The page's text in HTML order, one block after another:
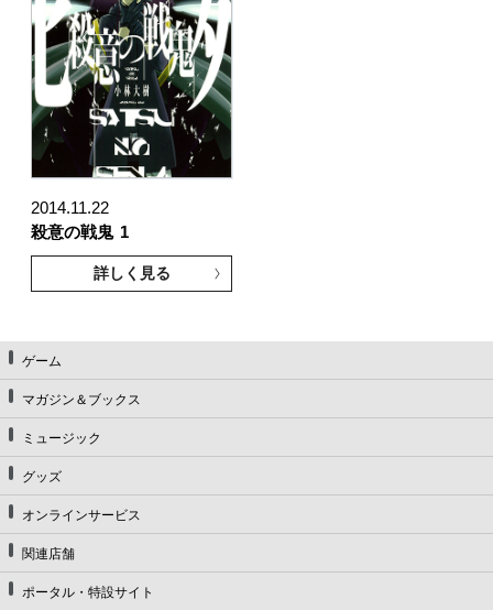
2014.11.22
殺意の戦鬼 1
詳しく見る
ゲーム
マガジン＆ブックス
ミュージック
グッズ
オンラインサービス
関連店舗
ポータル・特設サイト